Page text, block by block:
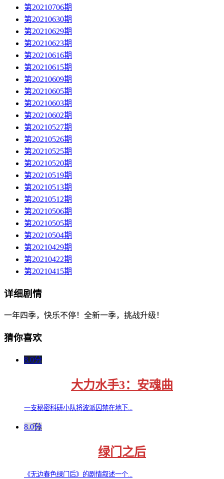
第20210706期
第20210630期
第20210629期
第20210623期
第20210616期
第20210615期
第20210609期
第20210605期
第20210603期
第20210602期
第20210527期
第20210526期
第20210525期
第20210520期
第20210519期
第20210513期
第20210512期
第20210506期
第20210505期
第20210504期
第20210429期
第20210422期
第20210415期
详细剧情
一年四季，快乐不停！全新一季，挑战升级！
猜你喜欢
8.0分
大力水手3：安魂曲
一支秘密科研小队将波派囚禁在地下...
8.0分
绿门之后
《无边春色绿门后》的剧情叙述一个...